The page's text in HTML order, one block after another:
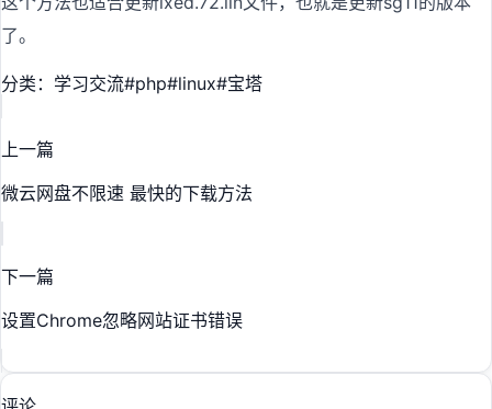
了。
分类：学习交流#php#linux#宝塔
上一篇
微云网盘不限速 最快的下载方法
下一篇
设置Chrome忽略网站证书错误